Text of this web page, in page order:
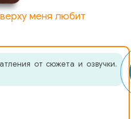
меня любит
от сюжета и озвучки.